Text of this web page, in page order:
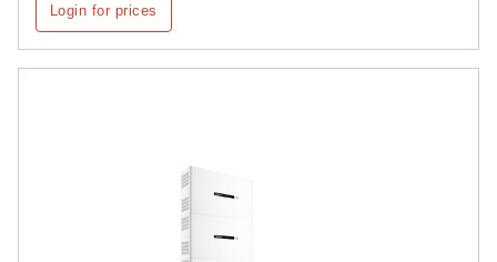
Login for prices